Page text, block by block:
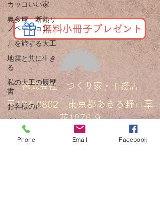
カッコいい家
奥多摩 断熱リ
ノベーション
川を旅する大工
地震と共に生き
る
私の大工の履歴
書
お客様の声
会社をつくる
日常の中で感じ
無料小冊子プレゼント
株式会社 つくり家・工務店
〒197-0802 東京都あきる野市草
花1076-9
​TEL：080-5525-7531
Phone Email Facebook